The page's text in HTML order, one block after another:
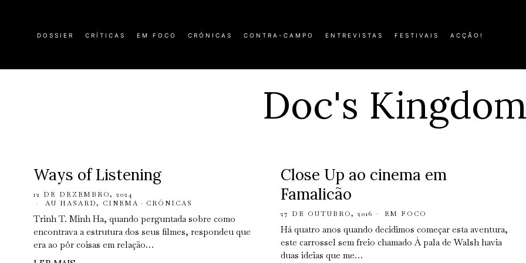
DOSSIER CRÍTICAS EM FOCO CRÓNICAS CONTRA-CAMPO ENTREVISTAS FESTIVAIS ACÇÃO!
Doc's Kingdom
Ways of Listening
12 DE DEZEMBRO, 2024
AU HASARD, CINEMA · CRÓNICAS
Trinh T. Minh Ha, quando perguntada sobre como
encontrava a estrutura dos seus filmes, respondeu que
era ao pôr coisas em relação…
Close Up ao cinema em
Famalicão
27 DE OUTUBRO, 2016 EM FOCO
Há quatro anos quando decidimos começar esta aventura,
este carrossel sem freio chamado À pala de Walsh havia
duas ideias que me…